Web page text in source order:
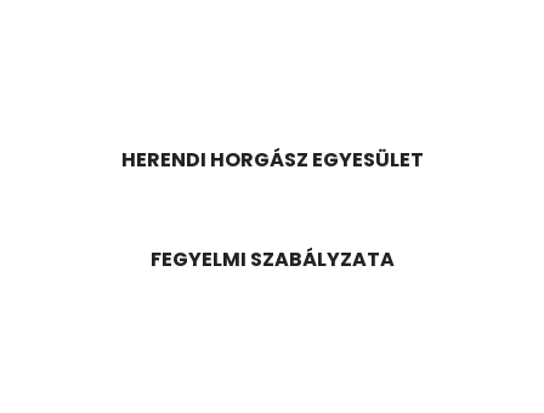
HERENDI HORGÁSZ EGYESÜLET
FEGYELMI SZABÁLYZATA